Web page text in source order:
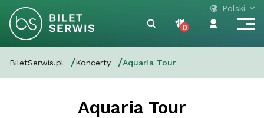
Polski
0
BiletSerwis.pl Koncerty Aquaria Tour
Aquaria Tour